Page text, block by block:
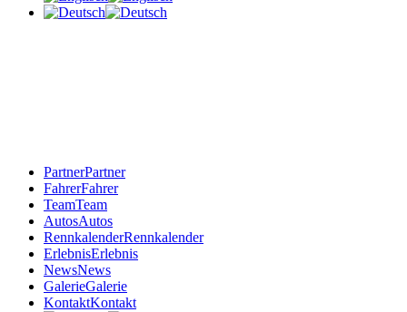
PartnerPartner
FahrerFahrer
TeamTeam
AutosAutos
RennkalenderRennkalender
ErlebnisErlebnis
NewsNews
GalerieGalerie
KontaktKontakt